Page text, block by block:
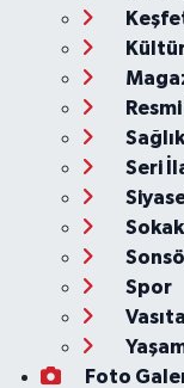
Sağlık
Seri
Spor
Vasıta
Foto